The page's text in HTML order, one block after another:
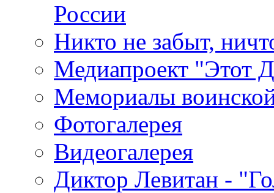
России
Никто не забыт,
Медиапроект "Этот
Мемориалы
Фотогалерея
Видеогалерея
Диктор Левитан -